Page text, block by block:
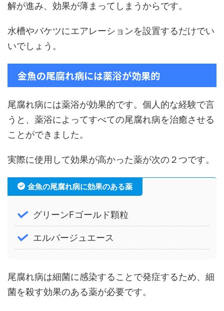
解が進み、効果が薄まってしまうからです。
水槽やバケツにエアレーションを設置するだけでい
いでしょう。
金魚の尾腐れ病には薬浴が効果的
尾腐れ病には薬浴が効果的です。個人的な経験で言
うと、薬浴によってすべての尾腐れ病を治癒させる
ことができました。
実際に使用して効果が高かった薬が次の２つです。
金魚の尾腐れ病に効果のある薬
グリーンFゴールド顆粒
エルバージュエース
尾腐れ病は細菌に感染することで発症するため、細
菌を殺す効果のある薬が必要です。